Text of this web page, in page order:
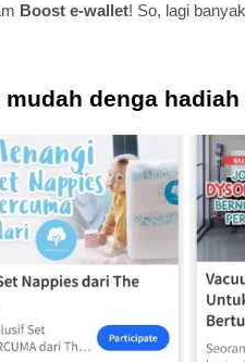
Boost e-wallet! So, lagi
mudah denga